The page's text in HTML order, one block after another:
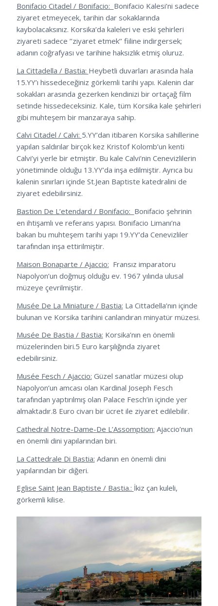
Bonifacio Citadel / Bonifacio: Bonifacio Kalesi’ni sadece
ziyaret etmeyecek, tarihin dar sokaklarında
kaybolacaksınız. Korsika’da kaleleri ve eski şehirleri
ziyareti sadece ’’ziyaret etmek’’ fiiline indirgersek;
adanın coğrafyası ve tarihine haksızlık etmiş oluruz.
La Cittadella / Bastia: Heybetli duvarları arasında hala
15.YY’ı hissedeceğiniz görkemli tarihi yapı. Kalenin dar
sokakları arasında gezerken kendinizi bir ortaçağ film
setinde hissedeceksiniz. Kale, tüm Korsika kale şehirleri
gibi muhteşem bir manzaraya sahip.
Calvi Citadel / Calvi: 5.YY’dan itibaren Korsika sahillerine
yapılan saldırılar birçok kez Kristof Kolomb’un kenti
Calvi’yi yerle bir etmiştir. Bu kale Calvi’nin Cenevizlilerin
yönetiminde olduğu 13.YY’da inşa edilmiştir. Ayrıca bu
kalenin sınırları içinde St.Jean Baptiste katedralini de
ziyaret edebilirsiniz.
Bastion De L’etendard / Bonifacio: Bonifacio şehrinin
en ihtişamlı ve referans yapısı. Bonifacio Limanı’na
bakan bu muhteşem tarihi yapı 19.YY’da Cenevizliler
tarafından inşa ettirilmiştir.
Maison Bonaparte / Ajaccio: Fransız imparatoru
Napolyon’un doğmuş olduğu ev. 1967 yılında ulusal
müzeye çevrilmiştir.
Musée De La Miniature / Bastia: La Cittadella’nın içinde
bulunan ve Korsika tarihini canlandıran minyatür müzesi.
Musée De Bastia / Bastia: Korsika’nın en önemli
müzelerinden biri.5 Euro karşılığında ziyaret
edebilirsiniz.
Musée Fesch / Ajaccio: Güzel sanatlar müzesi olup
Napolyon’un amcası olan Kardinal Joseph Fesch
tarafından yaptırılmış olan Palace Fesch’in içinde yer
almaktadır.8 Euro civarı bir ücret ile ziyaret edilebilir.
Cathedral Notre-Dame-De L’Assomption: Ajaccio’nun
en önemli dini yapılarından biri.
La Cattedrale Di Bastia: Adanın en önemli dini
yapılarından bir diğeri.
Eglise Saint Jean Baptiste / Bastia.: İkiz çan kuleli,
görkemli kilise.